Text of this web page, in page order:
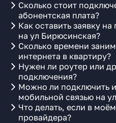
Сколько стоит
абонентская плата?
Как оставить заявку
на ул Бирюсинская?
Сколько времени
интернета в квартиру?
Нужен ли роутер или
подключения?
Можно ли подключить
мобильной связью на
Что делать, если в
провайдера?